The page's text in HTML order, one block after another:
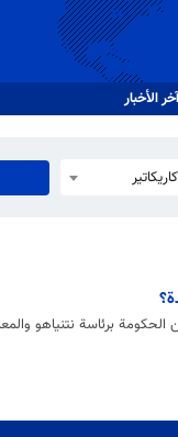
آخر الأخبار
كاريكاتير